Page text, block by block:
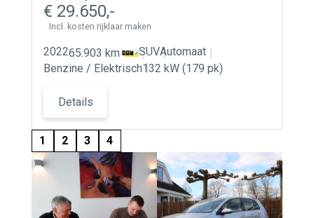
29.650
Incl. kosten rijklaar maken
202265.903 km SUVAutomaat
Benzine / Elektrisch132 kW (179 pk)
Details
1 2 3 4